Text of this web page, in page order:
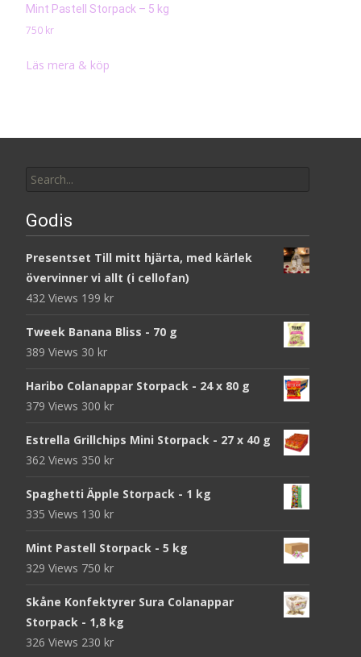
Mint Pastell Storpack – 5 kg
750 kr
Läs mera & köp
for:
Godis
Presentset Till mitt hjärta, med kärlek
övervinner vi allt (i cellofan)
432 Views 199 kr
Tweek Banana Bliss - 70 g
389 Views 30 kr
Haribo Colanappar Storpack - 24 x 80 g
379 Views 300 kr
Estrella Grillchips Mini Storpack - 27 x 40 g
362 Views 350 kr
Spaghetti Äpple Storpack - 1 kg
335 Views 130 kr
Mint Pastell Storpack - 5 kg
329 Views 750 kr
Skåne Konfektyrer Sura Colanappar
Storpack - 1,8 kg
326 Views 230 kr